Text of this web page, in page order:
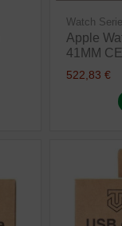
Watch
Apple
41MM
522,83 €